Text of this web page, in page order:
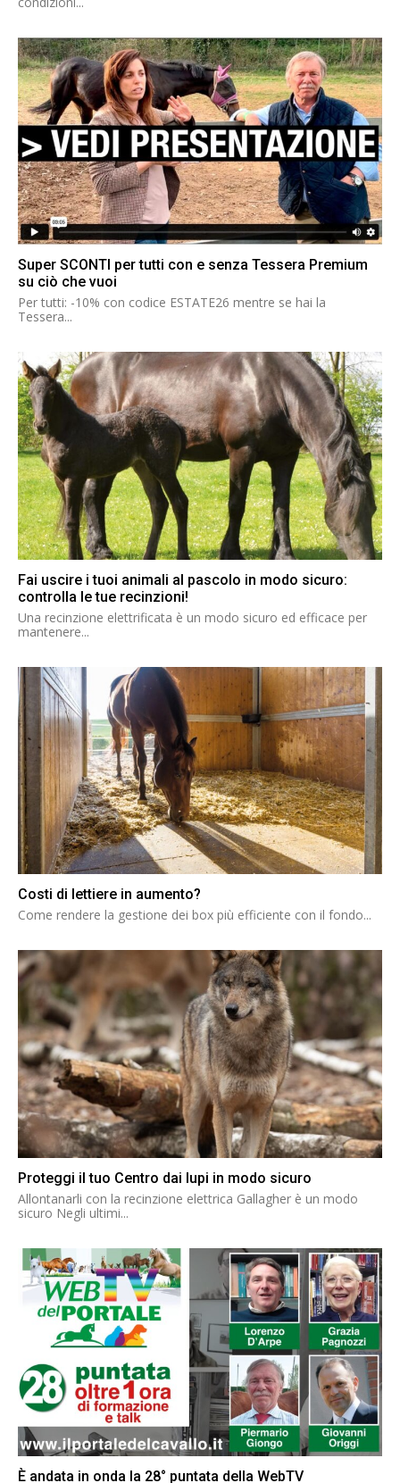
Super SCONTI per tutti con e senza Tessera Premium
su ciò che vuoi
Per tutti: -10% con codice ESTATE26 mentre se hai la
Tessera...
Fai uscire i tuoi animali al pascolo in modo sicuro:
controlla le tue recinzioni!
Una recinzione elettrificata è un modo sicuro ed efficace per
mantenere...
Costi di lettiere in aumento?
Come rendere la gestione dei box più efficiente con il fondo...
Proteggi il tuo Centro dai lupi in modo sicuro
Allontanarli con la recinzione elettrica Gallagher è un modo
sicuro Negli ultimi...
È andata in onda la 28° puntata della WebTV